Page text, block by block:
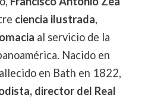
ciencia ilustrada,
al servicio de la
Nacido en
en Bath en 1822,
director del Real